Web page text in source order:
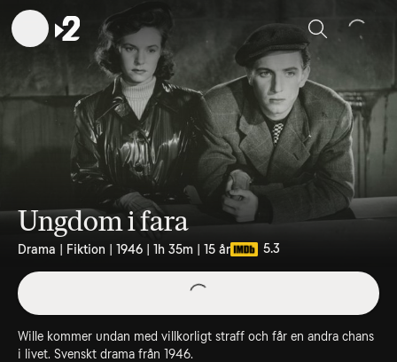
Sök
Ungdom i fara
Drama | Fiktion | 1946 | 1h 35m | 15 år 5.3
Wille kommer undan med villkorligt straff och får en andra chans
i livet. Svenskt drama från 1946.